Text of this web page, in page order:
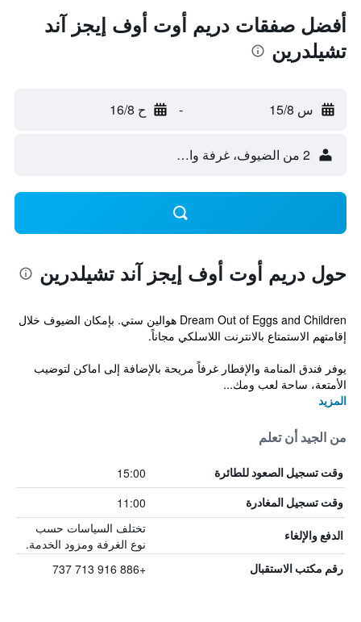
أفضل صفقات دريم أوت أوف إيجز آند
تشيلدرين
س 15/8 - ح 16/8
2 من الضيوف، غرفة واحدة
حول دريم أوت أوف إيجز آند تشيلدرين
Dream Out of Eggs and Children هوالين ستي. بإمكان الضيوف خلال
إقامتهم الاستمتاع بالانترنت اللاسلكي مجاناً.
يوفر فندق المنامة والإفطار غرفاً مريحة بالإضافة إلى اماكن لتوضيب
الأمتعة، ساحة لعب ومك...
المزيد
من الجيد أن تعلم
وقت تسجيل الصعود للطائرة 15:00
وقت تسجيل المغادرة 11:00
الدفع والإلغاء
تختلف السياسات حسب
نوع الغرفة ومزود الخدمة.
رقم مكتب الاستقبال +886 916 713 737